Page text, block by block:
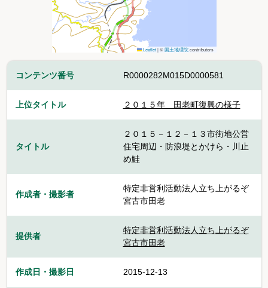
Leaflet |©国土地理院contributors
コンテンツ番号 R0000282M015D0000581
上位タイトル ２０１５年＿田老町復興の様子
タイトル
２０１５－１２－１３市街地公営
住宅周辺・防浪堤とかけら・川止
め鮭
作成者・撮影者
特定非営利活動法人立ち上がるぞ
宮古市田老
提供者
特定非営利活動法人立ち上がるぞ
宮古市田老
作成日・撮影日 2015-12-13